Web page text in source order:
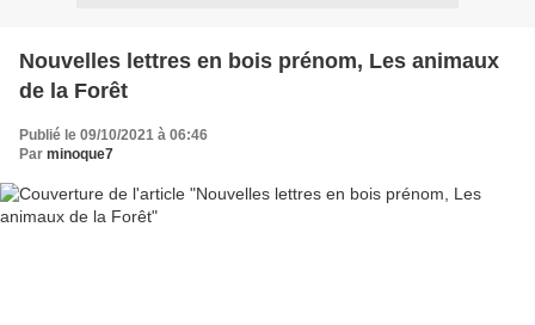
Nouvelles lettres en bois prénom, Les animaux
de la Forêt
Publié le 09/10/2021 à 06:46
Par minoque7